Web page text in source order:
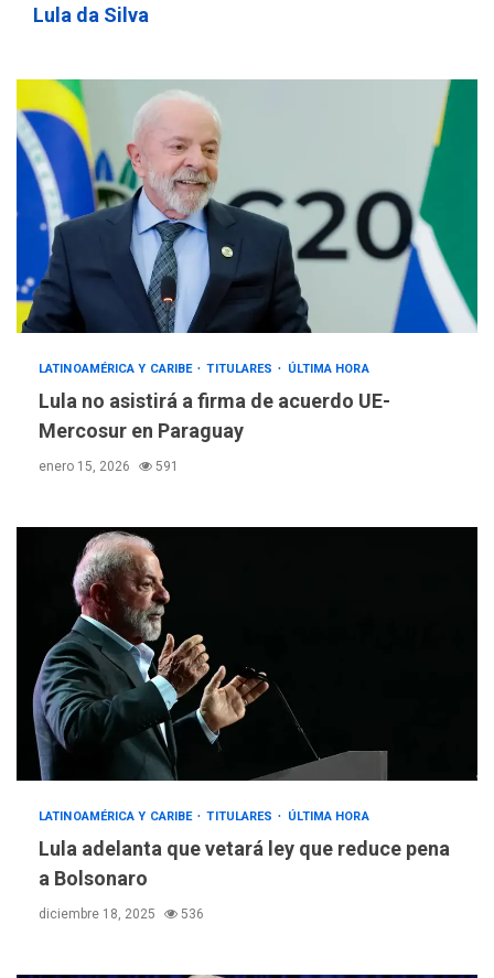
Lula da Silva
LATINOAMÉRICA Y CARIBE TITULARES ÚLTIMA HORA
Lula no asistirá a firma de acuerdo UE-
Mercosur en Paraguay
enero 15, 2026 591
LATINOAMÉRICA Y CARIBE TITULARES ÚLTIMA HORA
Lula adelanta que vetará ley que reduce pena
a Bolsonaro
diciembre 18, 2025 536